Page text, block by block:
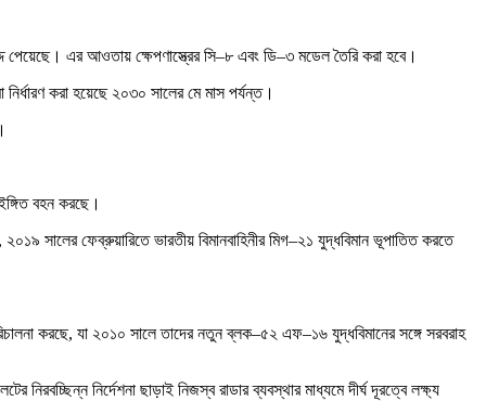
পেয়েছে। এর আওতায় ক্ষেপণাস্ত্রের সি–৮ এবং ডি–৩ মডেল তৈরি করা হবে।
করা হয়েছে ২০৩০ সালের মে মাস পর্যন্ত।
বহন করছে।
সালের ফেব্রুয়ারিতে ভারতীয় বিমানবাহিনীর মিগ–২১ যুদ্ধবিমান ভূপাতিত করতে
করছে, যা ২০১০ সালে তাদের নতুন ব্লক–৫২ এফ–১৬ যুদ্ধবিমানের সঙ্গে সরবরাহ
নির্দেশনা ছাড়াই নিজস্ব রাডার ব্যবস্থার মাধ্যমে দীর্ঘ দূরত্বে লক্ষ্য